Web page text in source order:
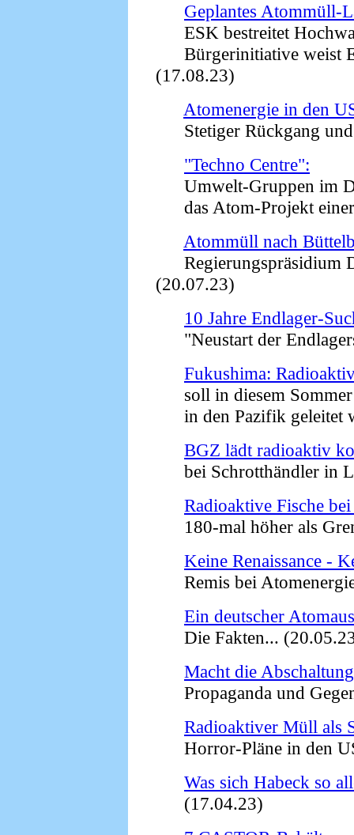
Geplantes Atommüll-
ESK bestreitet
Bürgerinitiative weist
(17.08.23)
Atomenergie in den
Stetiger Rückgang und
"Techno Centre":
Umwelt-Gruppen im
das Atom-Projekt einer
Atommüll nach
Regierungspräsidium
(20.07.23)
10 Jahre Endlager-
"Neustart der
Fukushima:
soll in diesem Sommer
in den Pazifik geleitet
BGZ lädt radioaktiv
bei Schrotthändler in
Radioaktive Fische
180-mal höher als
Keine Renaissance -
Remis bei
Ein deutscher
Die Fakten...
Macht die
Propaganda und
Radioaktiver Müll als
Horror-Pläne in den
Was sich Habeck so
(17.04.23)